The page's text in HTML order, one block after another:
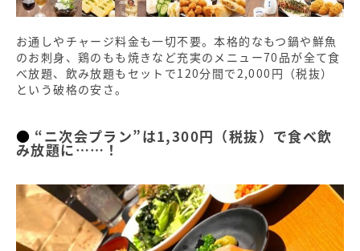
お通しやチャージ料金も一切不要。本格的なもつ鍋や鮮魚
のお刺身、鶏のもも焼きなど充実のメニュー70品が全て食
べ放題、飲み放題もセットで120分間で2,000円（税抜）
という破格の安さ。
“ニ次会プラン”は1,300円（税抜）で食べ飲
み放題に……！